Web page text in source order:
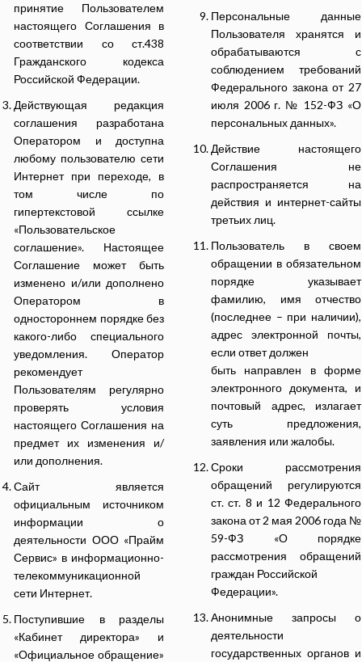
принятие Пользователем
настоящего Соглашения в
соответствии со ст.438
Гражданского кодекса
Российской Федерации.
Действующая редакция
соглашения разработана
Оператором и доступна
любому пользователю сети
Интернет при переходе, в
том числе по
гипертекстовой ссылке
«Пользовательское
соглашение». Настоящее
Соглашение может быть
изменено и/или дополнено
Оператором в
одностороннем порядке без
какого-либо специального
уведомления. Оператор
рекомендует
Пользователям регулярно
проверять условия
настоящего Соглашения на
предмет их изменения и/
или дополнения.
Сайт является
официальным источником
информации о
деятельности ООО «Прайм
Сервис» в информационно-
телекоммуникационной
сети Интернет.
Поступившие в разделы
«Кабинет директора» и
«Официальное обращение»
Персональные данные
Пользователя хранятся и
обрабатываются с
соблюдением требований
Федерального закона от 27
июля 2006 г. № 152-ФЗ «О
персональных данных».
Действие настоящего
Соглашения не
распространяется на
действия и интернет-сайты
третьих лиц.
Пользователь в своем
обращении в обязательном
порядке указывает
фамилию, имя отчество
(последнее – при наличии),
адрес электронной почты,
если ответ должен
быть направлен в форме
электронного документа, и
почтовый адрес, излагает
суть предложения,
заявления или жалобы.
Сроки рассмотрения
обращений регулируются
ст. ст. 8 и 12 Федерального
закона от 2 мая 2006 года №
59-ФЗ «О порядке
рассмотрения обращений
граждан Российской
Федерации».
Анонимные запросы о
деятельности
государственных органов и